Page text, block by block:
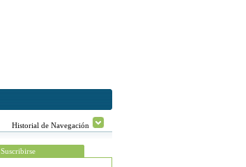
Historial de Navegación
Suscribirse